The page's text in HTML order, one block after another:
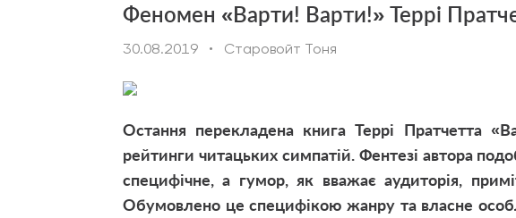
Феномен «Варти! Варти!» Террі
30.08.2019 • Старовойт Тоня
Остання перекладена книга Террі Пратчетта
рейтинги читацьких симпатій. Фентезі автора
специфічне, а гумор,як вважає аудиторія,
Обумовлено це специфікою жанру та власне